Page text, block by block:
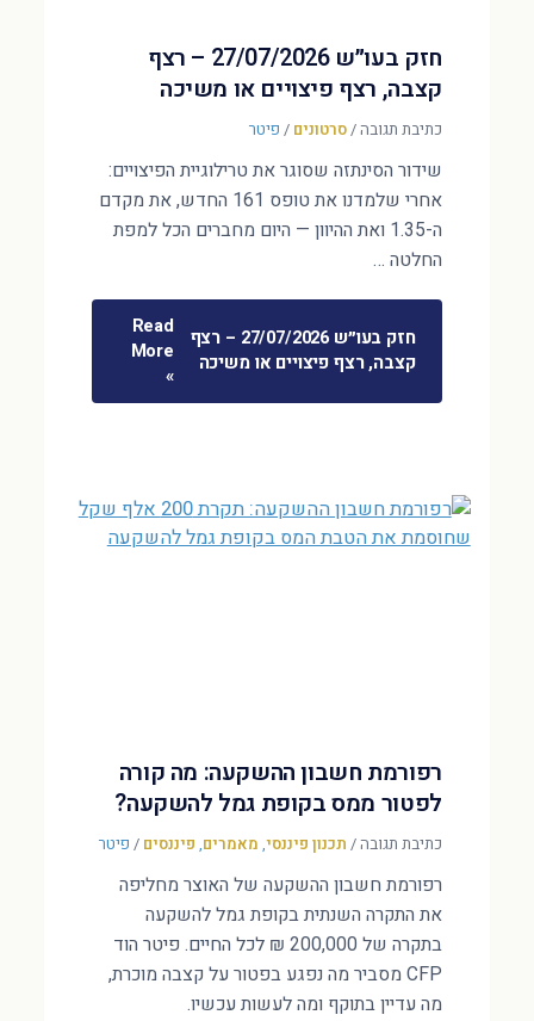
חזק בעו״ש 27/07/2026 – רצף
קצבה, רצף פיצויים או משיכה
כתיבת תגובה/סרטונים / פיטר
שידור הסינתזה שסוגר את טרילוגיית הפיצויים:
אחרי שלמדנו את טופס 161 החדש, את מקדם
ה-1.35 ואת ההיוון — היום מחברים הכל למפת
החלטה …
חזק בעו״ש 27/07/2026 – רצף
קצבה, רצף פיצויים או משיכה
Read
More
»
רפורמת חשבון ההשקעה: מה קורה
לפטור ממס בקופת גמל להשקעה?
כתיבת תגובה/ תכנון פיננסי, מאמרים, פיננסים / פיטר
רפורמת חשבון ההשקעה של האוצר מחליפה
את התקרה השנתית בקופת גמל להשקעה
בתקרה של 200,000 ₪ לכל החיים. פיטר הוד
CFP מסביר מה נפגע בפטור על קצבה מוכרת,
מה עדיין בתוקף ומה לעשות עכשיו.